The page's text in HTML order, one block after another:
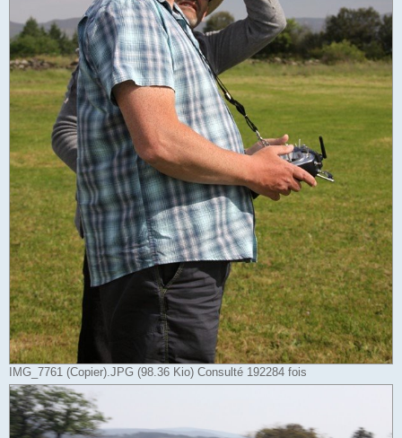
IMG_7761 (Copier).JPG (98.36 Kio) Consulté 192284 fois